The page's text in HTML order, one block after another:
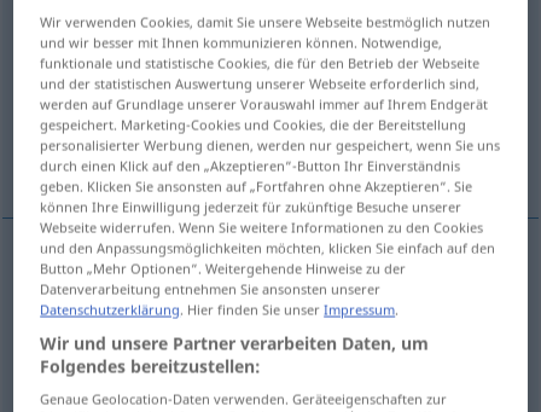
ausrufen
Übersicht aller Übersetzungen
(Für mehr Details die Übersetzung anklicken/antippen)
叫ぶ, アナウンスする
叫ぶ[sakebu] ausrufen
アナウンスする[anaunsu suru]
ausrufen
ansagen
Wir verwenden Cookies, damit Sie unsere Webseite bestmöglich nutzen
und wir besser mit Ihnen kommunizieren können. Notwendige,
funktionale und statistische Cookies, die für den Betrieb der Webseite
und der statistischen Auswertung unserer Webseite erforderlich sind,
werden auf Grundlage unserer Vorauswahl immer auf Ihrem Endgerät
gespeichert. Marketing-Cookies und Cookies, die der Bereitstellung
personalisierter Werbung dienen, werden nur gespeichert, wenn Sie uns
durch einen Klick auf den „Akzeptieren“-Button Ihr Einverständnis
geben. Klicken Sie ansonsten auf „Fortfahren ohne Akzeptieren“. Sie
können Ihre Einwilligung jederzeit für zukünftige Besuche unserer
Webseite widerrufen. Wenn Sie weitere Informationen zu den Cookies
und den Anpassungsmöglichkeiten möchten, klicken Sie einfach auf den
Button „Mehr Optionen“. Weitergehende Hinweise zu der
Datenverarbeitung entnehmen Sie ansonsten unserer
Datenschutzerklärung. Hier finden Sie unserImpressum.
Wir und unsere Partner verarbeiten Daten, um
Folgendes bereitzustellen:
Genaue Geolocation-Daten verwenden. Geräteeigenschaften zur